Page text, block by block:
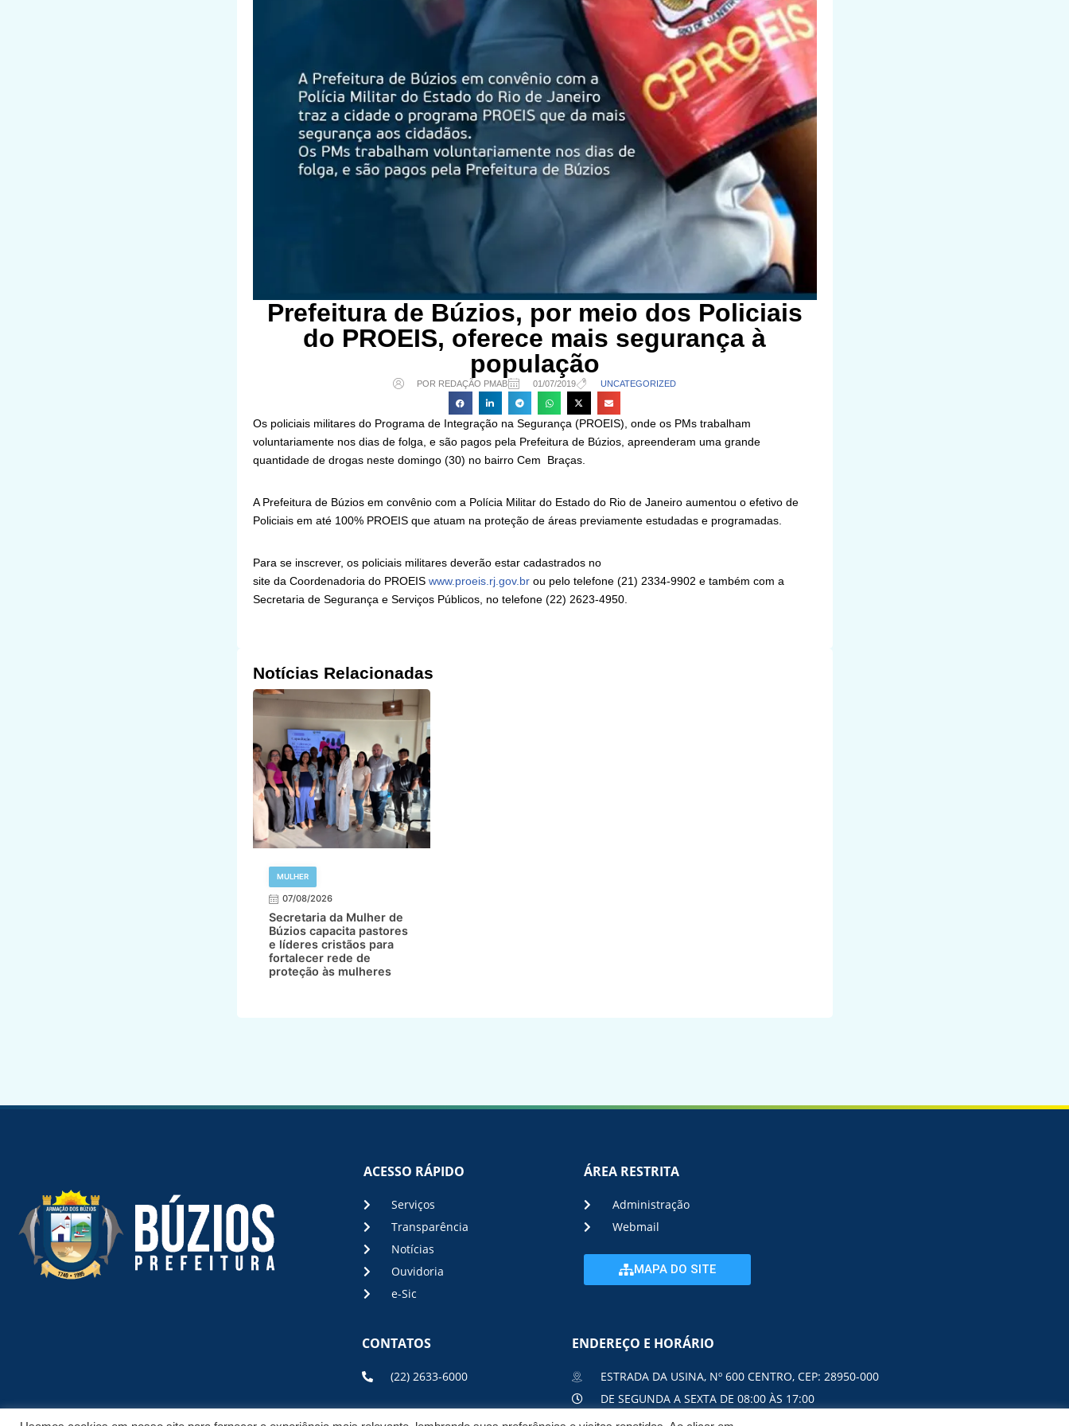
Prefeitura de Búzios, por meio dos Policiais
do PROEIS, oferece mais segurança à
população
POR REDAÇÃO PMAB 01/07/2019 UNCATEGORIZED
Os policiais militares do Programa de Integração na Segurança (PROEIS), onde os PMs trabalham
voluntariamente nos dias de folga, e são pagos pela Prefeitura de Búzios, apreenderam uma grande
quantidade de drogas neste domingo (30) no bairro Cem Braças.
A Prefeitura de Búzios em convênio com a Polícia Militar do Estado do Rio de Janeiro aumentou o efetivo de
Policiais em até 100% PROEIS que atuam na proteção de áreas previamente estudadas e programadas.
Para se inscrever, os policiais militares deverão estar cadastrados no
site da Coordenadoria do PROEIS www.proeis.rj.gov.brou pelo telefone (21) 2334-9902 e também com a
Secretaria de Segurança e Serviços Públicos, no telefone (22) 2623-4950.
Notícias Relacionadas
MULHER
07/08/2026
Secretaria da Mulher de
Búzios capacita pastores
e líderes cristãos para
fortalecer rede de
proteção às mulheres
ACESSO RÁPIDO
Serviços
Transparência
Notícias
Ouvidoria
e-Sic
ÁREA RESTRITA
Administração
Webmail
MAPA DO SITE
CONTATOS
(22) 2633-6000
ENDEREÇO E HORÁRIO
ESTRADA DA USINA, Nº 600 CENTRO, CEP: 28950-000
DE SEGUNDA A SEXTA DE 08:00 ÀS 17:00